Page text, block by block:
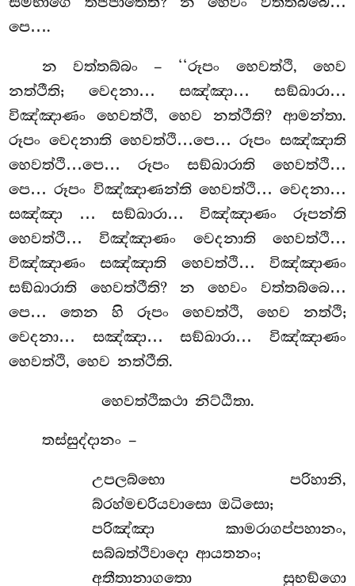
පෙ….
න වත්තබ්බං – ‘‘රූපං හෙවත්ථි, හෙව
නත්ථීති; වෙදනා… සඤ්ඤා… සඞ්ඛාරා…
විඤ්ඤාණං හෙවත්ථි, හෙව නත්ථීති? ආමන්තා.
රූපං වෙදනාති හෙවත්ථි…පෙ… රූපං සඤ්ඤාති
හෙවත්ථි…පෙ… රූපං සඞ්ඛාරාති හෙවත්ථි…
පෙ… රූපං විඤ්ඤාණන්ති හෙවත්ථි… වෙදනා…
සඤ්ඤා
… සඞ්ඛාරා… විඤ්ඤාණං රූපන්ති
හෙවත්ථි… විඤ්ඤාණං වෙදනාති හෙවත්ථි…
විඤ්ඤාණං සඤ්ඤාති හෙවත්ථි… විඤ්ඤාණං
සඞ්ඛාරාති හෙවත්ථීති? න හෙවං වත්තබ්බෙ…
පෙ… තෙන හි රූපං හෙවත්ථි, හෙව නත්ථි;
වෙදනා… සඤ්ඤා… සඞ්ඛාරා… විඤ්ඤාණං
හෙවත්ථි, හෙව නත්ථීති.
හෙවත්ථිකථා නිට්ඨිතා.
තස්සුද්දානං –
උපලබ්භො පරිහානි,
බ්රහ්මචරියවාසො ඔධිසො;
පරිඤ්ඤා කාමරාගප්පහානං,
සබ්බත්ථිවාදො ආයතනං;
අතීතානාගතො සුභඞ්ගො